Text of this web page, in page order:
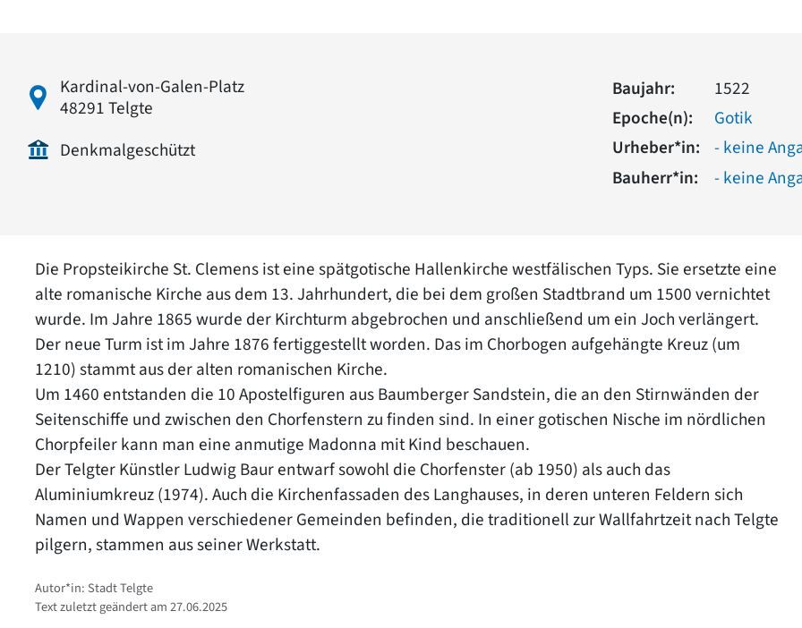
Kardinal-von-Galen-Platz
48291 Telgte
Denkmalgeschützt
Baujahr:
1522
Epoche(n):
Gotik
Urheber*in:
- keine
Bauherr*in:
- keine
Die Propsteikirche St. Clemens ist eine spätgotische Hallenkirche westfälischen Typs. Sie ersetzte eine
alte romanische Kirche aus dem 13. Jahrhundert, die bei dem großen Stadtbrand um 1500 vernichtet
wurde. Im Jahre 1865 wurde der Kirchturm abgebrochen und anschließend um ein Joch verlängert.
Der neue Turm ist im Jahre 1876 fertiggestellt worden. Das im Chorbogen aufgehängte Kreuz (um
1210) stammt aus der alten romanischen Kirche.
Um 1460 entstanden die 10 Apostelfiguren aus Baumberger Sandstein, die an den Stirnwänden der
Seitenschiffe und zwischen den Chorfenstern zu finden sind. In einer gotischen Nische im nördlichen
Chorpfeiler kann man eine anmutige Madonna mit Kind beschauen.
Der Telgter Künstler Ludwig Baur entwarf sowohl die Chorfenster (ab 1950) als auch das
Aluminiumkreuz (1974). Auch die Kirchenfassaden des Langhauses, in deren unteren Feldern sich
Namen und Wappen verschiedener Gemeinden befinden, die traditionell zur Wallfahrtzeit nach Telgte
pilgern, stammen aus seiner Werkstatt.
Autor*in: Stadt Telgte
Text zuletzt geändert am 27.06.2025